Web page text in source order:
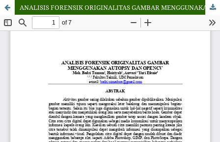
ANALISIS FORENSIK ORIGINALITAS GAMBAR MENGGUNAKAN AUTOPSY DAN OPENCV